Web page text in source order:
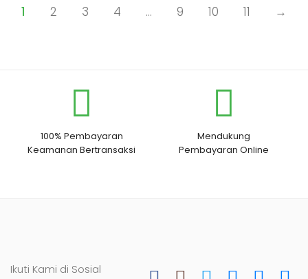
1 2 3 4 … 9 10 11 →
100% Pembayaran
Keamanan Bertransaksi
Mendukung
Pembayaran Online
Ikuti Kami di Sosial